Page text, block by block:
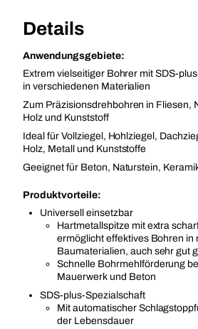
Details
Anwendungsgebiete:
Extrem vielseitiger Bohrer mit SDS-
in verschiedenen Materialien
Zum Präzisionsdrehbohren in Fliesen,
Holz und Kunststoff
Ideal für Vollziegel, Hohlziegel,
Holz, Metall und Kunststoffe
Geeignet für Beton, Naturstein,
Produktvorteile:
Universell einsetzbar
Hartmetallspitze mit extra
ermöglicht effektives Bohren in
Baumaterialien, auch sehr gut
Schnelle Bohrmehlförderung
Mauerwerk und Beton
SDS-plus-Spezialschaft
Mit automatischer
der Lebensdauer